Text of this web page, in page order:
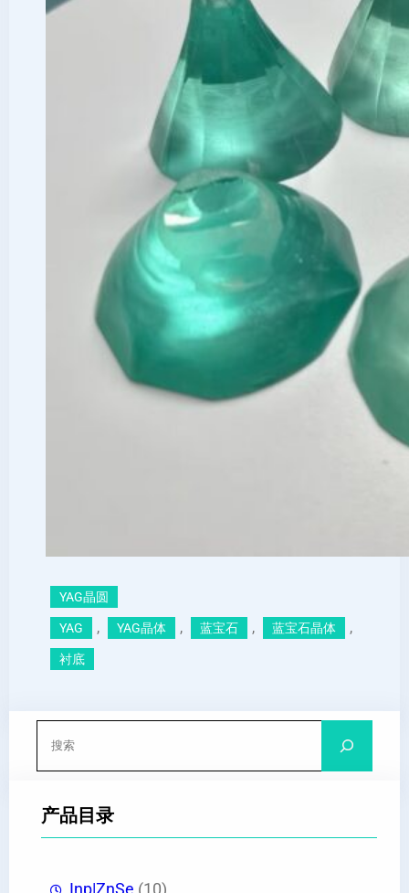
YAG晶圆
YAG , YAG晶体 , 蓝宝石 , 蓝宝石晶体 ,
衬底
产品目录